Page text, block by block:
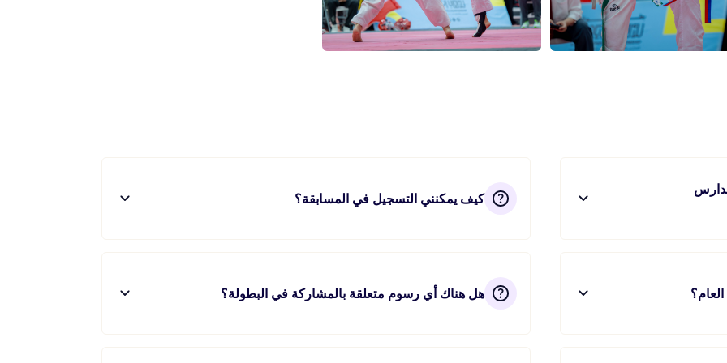
كيف يمكنني التسجيل في المسابقة؟
هل هناك أي رسوم متعلقة بالمشاركة في البطولة؟